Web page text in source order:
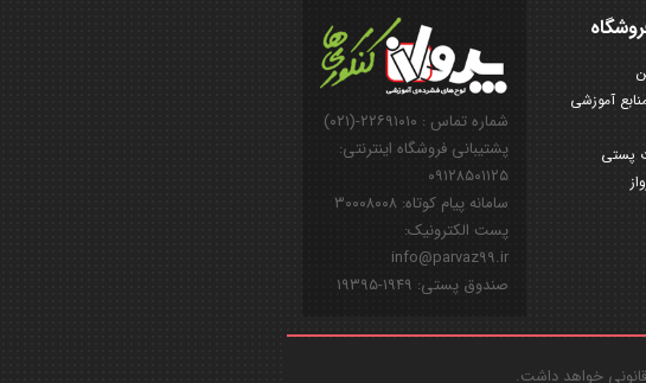
شماره تماس : ۲۲۶۹۱۰۱۰-(۰۲۱)
پشتیبانی فروشگاه اینترنتی:
۰۹۱۲۸۵۰۱۱۲۵
سامانه پیام کوتاه: ۳۰۰۰۸۰۰۸
پست الکترونیک:
info@parvaz99.ir
صندوق پستی: ۱۹۴۹-۱۹۳۹۵
آموزشی
پستی
خواهد داشت.